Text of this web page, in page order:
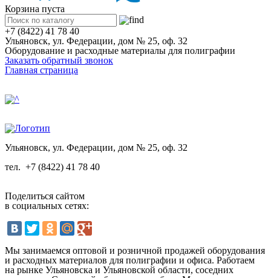
Корзина пуста
+7 (8422) 41 78 40
Ульяновск, ул. Федерации, дом № 25, оф. 32
Оборудование и расходные материалы для полиграфии
Заказать обратный звонок
Главная страница
Ульяновск, ул. Федерации, дом № 25, оф. 32
тел. +7 (8422) 41 78 40
Поделиться сайтом
в социальных сетях:
Мы занимаемся оптовой и розничной продажей оборудования
и расходных материалов для полиграфии и офиса. Работаем
на рынке Ульяновска и Ульяновской области, соседних